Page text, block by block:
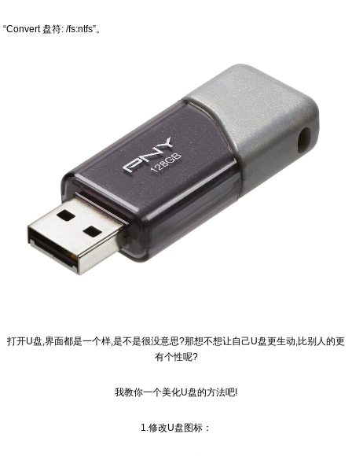
“Convert 盘符: /fs:ntfs”。
打开U盘,界面都是一个样,是不是很没意思?那想不想让自己U盘更生动,比别人的更
有个性呢?
我教你一个美化U盘的方法吧!
1.修改U盘图标：